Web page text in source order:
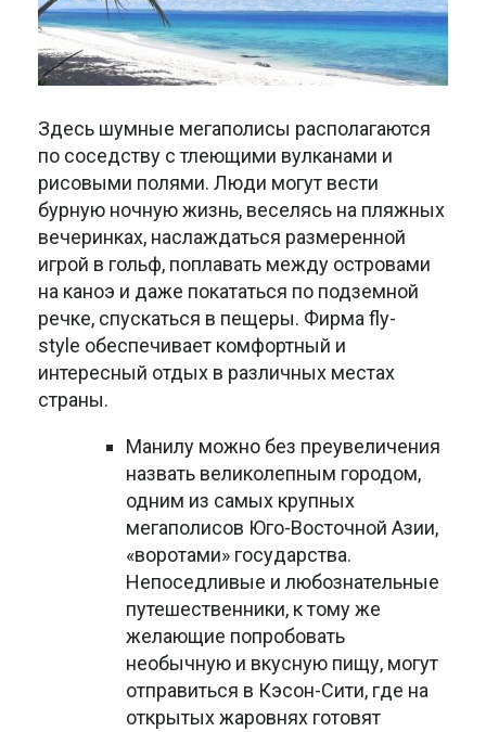
Здесь шумные мегаполисы располагаются
по соседству с тлеющими вулканами и
рисовыми полями. Люди могут вести
бурную ночную жизнь, веселясь на пляжных
вечеринках, наслаждаться размеренной
игрой в гольф, поплавать между островами
на каноэ и даже покататься по подземной
речке, спускаться в пещеры. Фирма fly-
style обеспечивает комфортный и
интересный отдых в различных местах
страны.
Манилу можно без преувеличения
назвать великолепным городом,
одним из самых крупных
мегаполисов Юго-Восточной Азии,
«воротами» государства.
Непоседливые и любознательные
путешественники, к тому же
желающие попробовать
необычную и вкусную пищу, могут
отправиться в Кэсон-Сити, где на
открытых жаровнях готовят